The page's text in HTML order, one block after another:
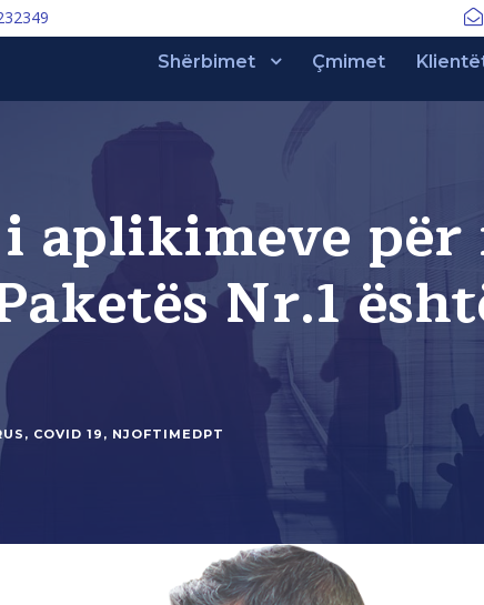
Shërbimet Çmimet
për
Nr.1
, COVID 19 , NJOFTIMEDPT